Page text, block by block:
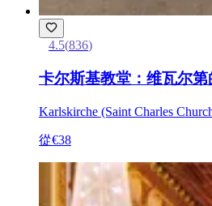
4.5(836)
卡尔斯基教堂：维瓦尔
Karlskirche (Saint Charles
從€38